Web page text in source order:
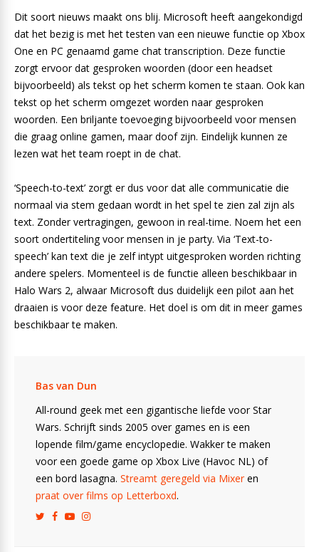
Dit soort nieuws maakt ons blij. Microsoft heeft aangekondigd
dat het bezig is met het testen van een nieuwe functie op Xbox
One en PC genaamd game chat transcription. Deze functie
zorgt ervoor dat gesproken woorden (door een headset
bijvoorbeeld) als tekst op het scherm komen te staan. Ook kan
tekst op het scherm omgezet worden naar gesproken
woorden. Een briljante toevoeging bijvoorbeeld voor mensen
die graag online gamen, maar doof zijn. Eindelijk kunnen ze
lezen wat het team roept in de chat.
‘Speech-to-text’ zorgt er dus voor dat alle communicatie die
normaal via stem gedaan wordt in het spel te zien zal zijn als
text. Zonder vertragingen, gewoon in real-time. Noem het een
soort ondertiteling voor mensen in je party. Via ‘Text-to-
speech’ kan text die je zelf intypt uitgesproken worden richting
andere spelers. Momenteel is de functie alleen beschikbaar in
Halo Wars 2, alwaar Microsoft dus duidelijk een pilot aan het
draaien is voor deze feature. Het doel is om dit in meer games
beschikbaar te maken.
Bas van Dun
All-round geek met een gigantische liefde voor Star
Wars. Schrijft sinds 2005 over games en is een
lopende film/game encyclopedie. Wakker te maken
voor een goede game op Xbox Live (Havoc NL) of
een bord lasagna. Streamt geregeld via Mixeren
praat over films op Letterboxd.